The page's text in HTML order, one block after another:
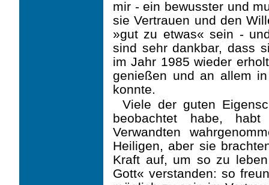
mir - ein bewusster und
sie Vertrauen und den
»gut zu etwas« sein -
sind sehr dankbar, dass
im Jahr 1985 wieder
genießen und an allem
konnte.
Viele der guten
beobachtet habe,
Verwandten
Heiligen, aber sie
Kraft auf, um so zu
Gott« verstanden: so